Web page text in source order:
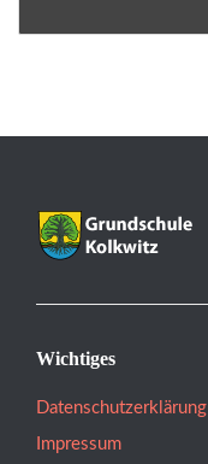
Wichtiges
Datenschutzerklärung
Impressum